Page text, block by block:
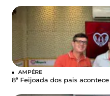
AMPÉRE
8ª Feijoada dos pais